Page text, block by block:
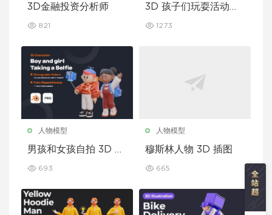
3D金融投资分析师
821
3D 孩子们玩耍活动插
1273
人物模型
男孩和女孩自拍 3D 角
693
人物模型
穆斯林人物 3D 插图
665